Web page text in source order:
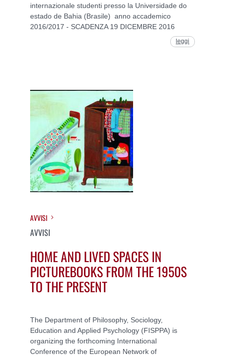
internazionale studenti presso la Universidade do
estado de Bahia (Brasile) anno accademico
2016/2017 - SCADENZA 19 DICEMBRE 2016
leggi
AVVISI
AVVISI
HOME AND LIVED SPACES IN
PICTUREBOOKS FROM THE 1950S
TO THE PRESENT
The Department of Philosophy, Sociology,
Education and Applied Psychology (FISPPA) is
organizing the forthcoming International
Conference of the European Network of